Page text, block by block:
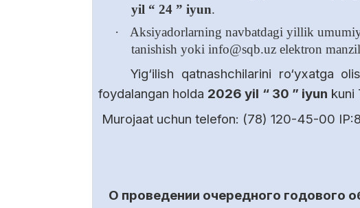
yil “ 24 ” iyun.
·
Aksiyadorlarning navbatdagi yillik
tanishish yoki info@sqb.uz elektron
Yig‘ilish qatnashchilarini ro‘yxatga
foydalangan holda 2026 yil “ 30 ” iyun kuni
Murojaat uchun telefon: (78) 120-45-00
О проведении очередного годового